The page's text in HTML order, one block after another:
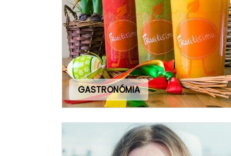
GASTRONÓMIA